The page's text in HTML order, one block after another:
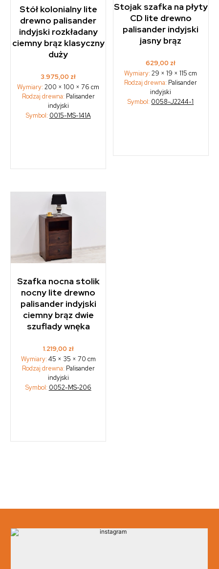
Stół kolonialny lite
drewno palisander
indyjski rozkładany
ciemny brąz klasyczny
duży
3.975,00 zł
Wymiary:200 × 100 × 76 cm
Rodzaj drewna: Palisander
indyjski
Symbol: 0015-MS-141A
Stojak szafka na płyty
CD lite drewno
palisander indyjski
jasny brąz
629,00 zł
Wymiary:29 × 19 × 115 cm
Rodzaj drewna: Palisander
indyjski
Symbol: 0058-J2244-1
Szafka nocna stolik
nocny lite drewno
palisander indyjski
ciemny brąz dwie
szuflady wnęka
1.219,00 zł
Wymiary: 45 × 35 × 70 cm
Rodzaj drewna: Palisander
indyjski
Symbol: 0052-MS-206